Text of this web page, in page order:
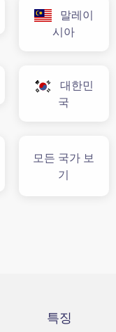
말레이
시아
대한민
국
모든 국가 보
기
특징